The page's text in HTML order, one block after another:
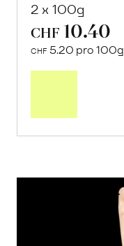
2 x 100g
CHF 10.40
CHF 5.20 pro 100g